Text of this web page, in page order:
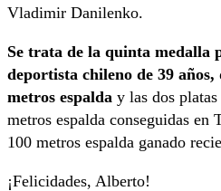
Vladimir Danilenko.
Se trata de la quinta medalla
deportista chileno de 39 años,
metros espalda y las dos
metros espalda conseguidas en
100 metros espalda ganado
¡Felicidades, Alberto!